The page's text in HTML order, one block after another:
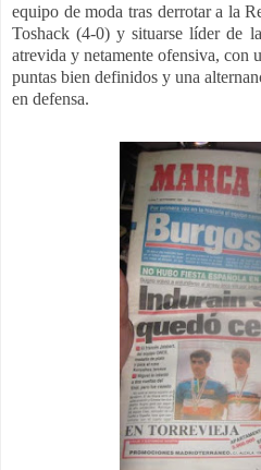
equipo de moda tras derrotar a la
Toshack (4-0) y situarse líder de
atrevida y netamente ofensiva, con
puntas bien definidos y una
en defensa.